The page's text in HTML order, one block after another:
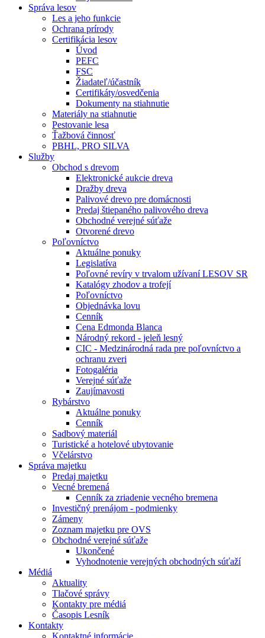
Správa lesov
Les a jeho funkcie
Ochrana prírody
Certifikácia lesov
Úvod
PEFC
FSC
Žiadateľ/účastník
Certifikáty/osvedčenia
Dokumenty na stiahnutie
Materiály na stiahnutie
Pestovanie lesa
Ťažbová činnosť
PBHL, PRO SILVA
Služby
Obchod s drevom
Elektronické aukcie dreva
Dražby dreva
Palivové drevo pre domácnosti
Predaj štiepaného palivového dreva
Obchodné verejné súťaže
Otvorené drevo
Poľovníctvo
Aktuálne ponuky
Legislatíva
Poľovné revíry v trvalom užívaní LESOV SR
Katalógy zhodov a trofejí
Poľovníctvo
Objednávka lovu
Cenník
Cena Edmonda Blanca
Národný rekord - jeleň lesný
CIC - Medzinárodná rada pre poľovníctvo a
ochranu zveri
Fotogaléria
Verejné súťaže
Zaujímavosti
Rybárstvo
Aktuálne ponuky
Cenník
Sadbový materiál
Turistické a hotelové ubytovanie
Včelárstvo
Správa majetku
Predaj majetku
Vecné bremená
Cenník za zriadenie vecného bremena
Investičný prenájom - podmienky
Zámeny
Zoznam majetku pre OVS
Obchodné verejné súťaže
Ukončené
Vyhodnotenie verejných obchodných súťaží
Médiá
Aktuality
Tlačové správy
Kontakty pre médiá
Časopis Lesník
Kontakty
Kontaktné informácie